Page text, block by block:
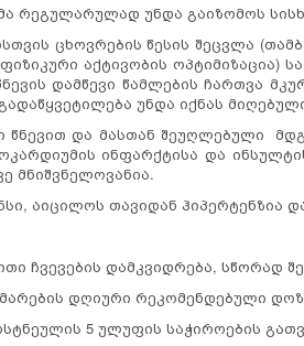
რეგულარულად უნდა გაიზომოს
ცხოვრების წესის შეცვლა
აქტივობის ოპტიმიზაცია)
დამწევი წამლების ჩართვა
უნდა იქნას
წნევით და მასთან შეუღლებული
ინფარქტისა და
მნიშვნელოვანია.
აიცილოს თავიდან ჰიპერტენზია
ჩვევების დამკვიდრება, სწორად
დღიური რეკომენდებული
5 ულუფის საჭიროების